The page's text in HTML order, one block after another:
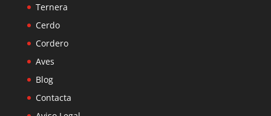
Ternera
Cerdo
Cordero
Aves
Blog
Contacta